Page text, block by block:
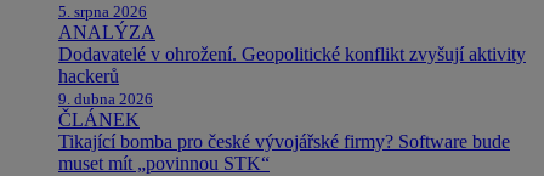
5. srpna 2026
ANALÝZA
Dodavatelé v ohrožení. Geopolitické konflikt zvyšují aktivity
hackerů
9. dubna 2026
ČLÁNEK
Tikající bomba pro české vývojářské firmy? Software bude
muset mít „povinnou STK“